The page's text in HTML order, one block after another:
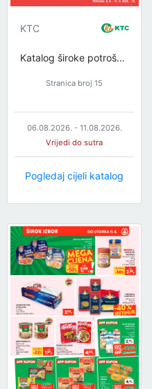
KTC
Katalog široke potrošnje
Stranica broj 15
06.08.2026. - 11.08.2026.
Vrijedi do sutra
Pogledaj cijeli katalog